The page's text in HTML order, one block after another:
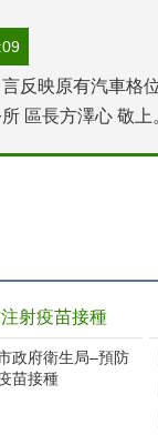
言反映原有汽車
區長方澤心 敬上
射疫苗接種
政府衛生局–預防
苗接種